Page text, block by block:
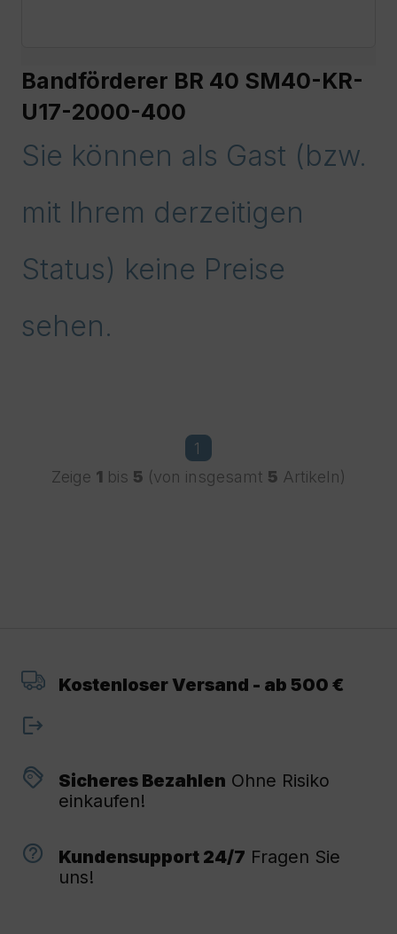
Bandförderer BR 40 SM40-KR-
U17-2000-400
Sie können als Gast (bzw.
mit Ihrem derzeitigen
Status) keine Preise
sehen.
1
Zeige 1 bis 5 (von insgesamt 5 Artikeln)
Kostenloser Versand - ab 500 €
Sicheres Bezahlen Ohne Risiko
einkaufen!
Kundensupport 24/7 Fragen Sie
uns!